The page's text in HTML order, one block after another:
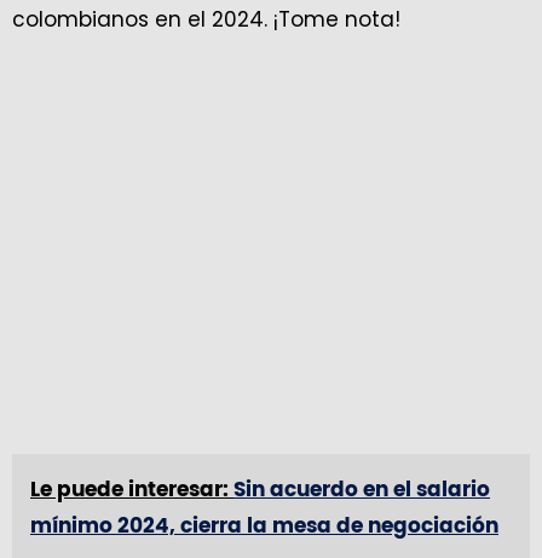
colombianos en el 2024. ¡Tome nota!
Le puede interesar: Sin acuerdo en el salario
mínimo 2024, cierra la mesa de negociación